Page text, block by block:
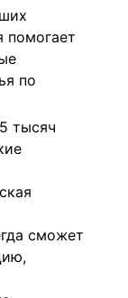
помогает
по
тысяч
сможет